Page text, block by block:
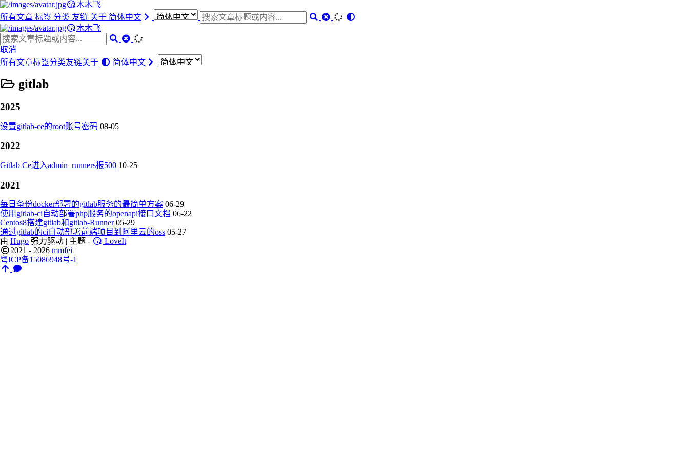
木木飞
所有文章 标签 分类 友链 关于 简体中文
木木飞
取消
所有文章标签分类友链关于 简体中文
gitlab
2025
设置gitlab-ce的root账号密码 08-05
2022
Gitlab Ce进入admin_runners报500 10-25
2021
每日备份docker部署的gitlab服务的最简单方案 06-29
使用gitlab-ci自动部署php服务的openapi接口文档 06-22
Centos8搭建gitlab和gitlab-Runner 05-29
通过gitlab的ci自动部署前端项目到阿里云的oss 05-27
由 Hugo 强力驱动 | 主题 -
LoveIt
2021 - 2026 mmfei |
粤ICP备15086948号-1